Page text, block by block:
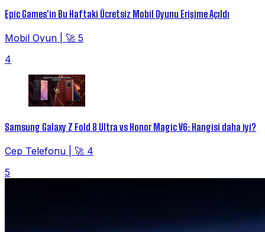
Epic Games'in Bu Haftaki Ücretsiz Mobil Oyunu Erişime Açıldı
Mobil Oyun
🚀 5
4
Samsung Galaxy Z Fold 8 Ultra vs Honor Magic V6: Hangisi daha iyi?
Cep Telefonu
🚀 4
5